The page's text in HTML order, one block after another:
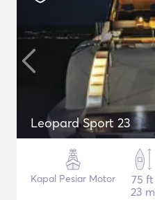
Leopard Sport 23
Kapal Pesiar Motor
75 ft
23 m